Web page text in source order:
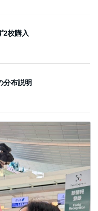
2枚購入
分布説明